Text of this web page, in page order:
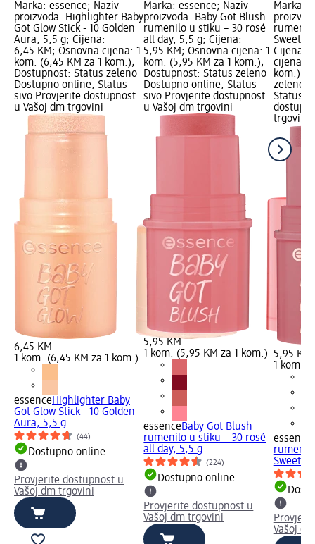
Marka: essence; Naziv
proizvoda: Highlighter Baby
Got Glow Stick - 10 Golden
Aura, 5,5 g; Cijena:
6,45 KM; Osnovna cijena: 1
kom. (6,45 KM za 1 kom.);
Dostupnost: Status zeleno
Dostupno online, Status
sivo Provjerite dostupnost
u Vašoj dm trgovini
6,45 KM
1 kom. (6,45 KM za 1 kom.)
essenceHighlighter Baby
Got Glow Stick - 10 Golden
Aura, 5,5 g
(44)
Dostupno online
Provjerite dostupnost u
Vašoj dm trgovini
Marka: essence; Naziv
proizvoda: Baby Got Blush
rumenilo u stiku – 30 rosé
all day, 5,5 g; Cijena:
5,95 KM; Osnovna cijena: 1
kom. (5,95 KM za 1 kom.);
Dostupnost: Status zeleno
Dostupno online, Status
sivo Provjerite dostupnost
u Vašoj dm trgovini
5,95 KM
1 kom. (5,95 KM za 1 kom.)
essenceBaby Got Blush
rumenilo u stiku – 30 rosé
all day, 5,5 g
(224)
Dostupno online
Provjerite dostupnost u
Vašoj dm trgovini
Marka:
Sweets
Cijena:
cijena: 1
kom.);
zeleno
Status
trgovini
5,95 KM
1 kom.
essence
Sweets
Vašoj